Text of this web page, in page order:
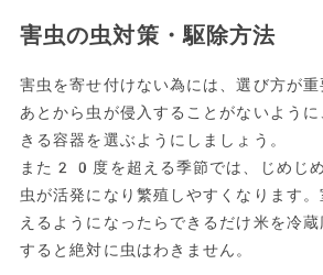
害虫の虫対策・駆除方法
害虫を寄せ付けない為には、選び方が
あとから虫が侵入することがないよう
きる容器を選ぶようにしましょう。
また20度を超える季節では、じめじめ
虫が活発になり繁殖しやすくなりま
えるようになったらできるだけ米を冷
すると絶対に虫はわきません。